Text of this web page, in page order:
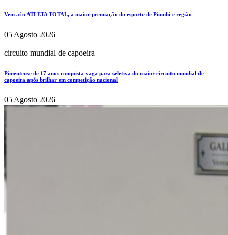
Vem aí o ATLETA TOTAL, a maior premiação do esporte de Piumhi e região
05 Agosto 2026
circuito mundial de capoeira
Pimentense de 17 anos conquista vaga para seletiva do maior circuito mundial de
capoeira após brilhar em competição nacional
05 Agosto 2026